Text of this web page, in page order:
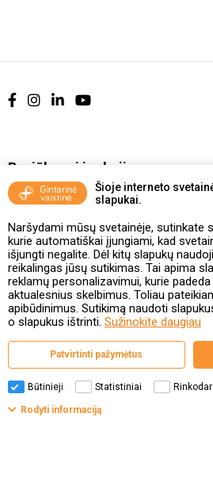
Šioje interneto
slapukai.
Naršydami mūsų svetainėje, sutinkate
kurie automatiškai įjungiami, kad
išjungti negalite. Dėl kitų slapukų
reikalingas jūsų sutikimas. Tai apima
reklamų personalizavimui, kurie
aktualesnius skelbimus. Toliau
apibūdinimus. Sutikimą naudoti
o slapukus ištrinti. Sužinokite daugiau
Patvirtinti pažymėtus
Būtinieji Statistiniai
Rodyti informaciją
Pasiūlymai ir akcijos
Vakcinavimo tvarka ir taisyklės
Kontaktai ir Karjera
Taisyklės ir politika
Valstybinė vaistų kontrolės
prie Lietuvos Respublikos
Studentų g. 45A, 08107 Vilnius
www.vvkt.lt | vvkt@vvkt.lt